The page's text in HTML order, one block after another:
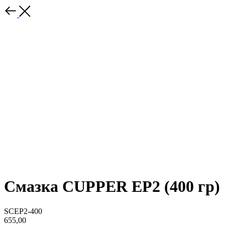
Смазка CUPPER EP2 (400 гр)
SCEP2-400
655,00